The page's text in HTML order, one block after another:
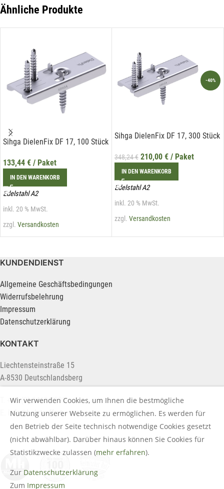
Ähnliche Produkte
Sihga DielenFix DF 17, 100 Stück
133,44 € / Paket
IN DEN WARENKORB
Edelstahl A2
inkl. 20 % MwSt.
zzgl. Versandkosten
-40%
Sihga DielenFix DF 17, 300 Stück
348,24€ 210,00 € / Paket
IN DEN WARENKORB
Edelstahl A2
inkl. 20 % MwSt.
zzgl. Versandkosten
KUNDENDIENST
Allgemeine Geschäftsbedingungen
Widerrufsbelehrung
Impressum
Datenschutzerklärung
KONTAKT
Liechtensteinstraße 15
A-8530 Deutschlandsberg
T. +43 (0) 3462 2222
info@holztreff.at
Datenschutzerklärung verwendet werden. Diese Einwilligung ist
freiwillig und kann jederzeit mit Wirkung für die Zukunft gegenüber
widerrufen werden.
Wir verwenden Cookies, um Ihnen die bestmögliche
Nutzung unserer Webseite zu ermöglichen. Es werden für
den Betrieb der Seite technisch notwendige Cookies gesetzt
(nicht abwählbar). Darüber hinaus können Sie Cookies für
Statistikzwecke zulassen (mehr erfahren).
Zur Datenschutzerklärung
Zum Impressum